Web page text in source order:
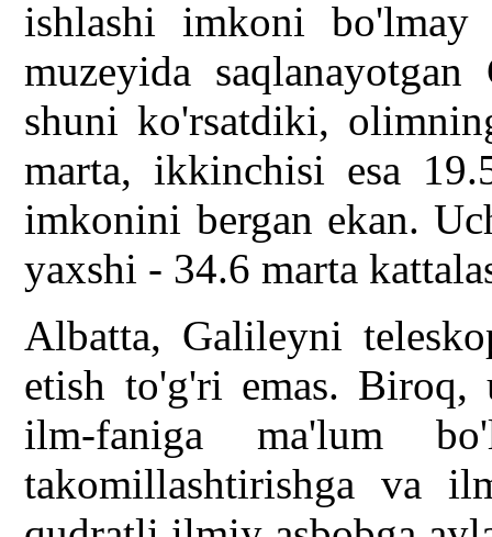
ishlashi imkoni bo'lmay
muzeyida
shuni ko'rsatdiki,
marta, ikkinchisi esa
imkonini bergan ekan.
yaxshi - 34.6 marta
Albatta, Galileyni
etish to'g'ri emas.
ilm-faniga ma'lum
takomillashtirishga va